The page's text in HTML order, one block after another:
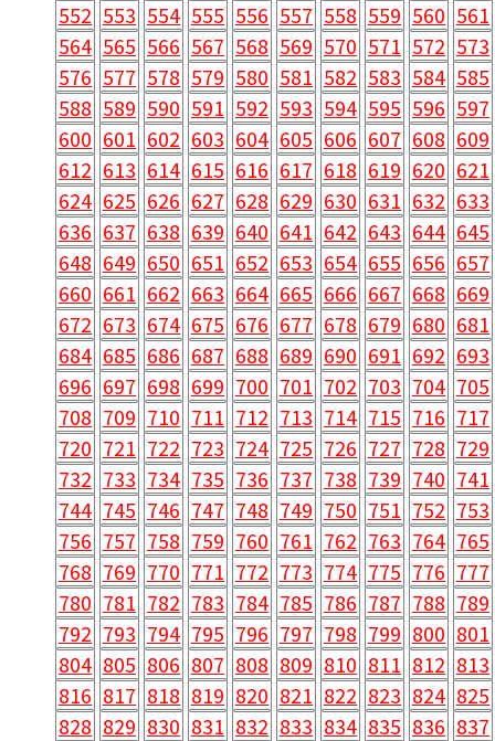
552 553 554 555 556 557 558 559 560 561
564 565 566 567 568 569 570 571 572 573
576 577 578 579 580 581 582 583 584 585
588 589 590 591 592 593 594 595 596 597
600 601 602 603 604 605 606 607 608 609
612 613 614 615 616 617 618 619 620 621
624 625 626 627 628 629 630 631 632 633
636 637 638 639 640 641 642 643 644 645
648 649 650 651 652 653 654 655 656 657
660 661 662 663 664 665 666 667 668 669
672 673 674 675 676 677 678 679 680 681
684 685 686 687 688 689 690 691 692 693
696 697 698 699 700 701 702 703 704 705
708 709 710 711 712 713 714 715 716 717
720 721 722 723 724 725 726 727 728 729
732 733 734 735 736 737 738 739 740 741
744 745 746 747 748 749 750 751 752 753
756 757 758 759 760 761 762 763 764 765
768 769 770 771 772 773 774 775 776 777
780 781 782 783 784 785 786 787 788 789
792 793 794 795 796 797 798 799 800 801
804 805 806 807 808 809 810 811 812 813
816 817 818 819 820 821 822 823 824 825
828 829 830 831 832 833 834 835 836 837